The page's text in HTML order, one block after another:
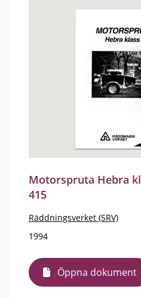
Motorspruta Hebra
415
Räddningsverket (SRV)
1994
Öppna dokument